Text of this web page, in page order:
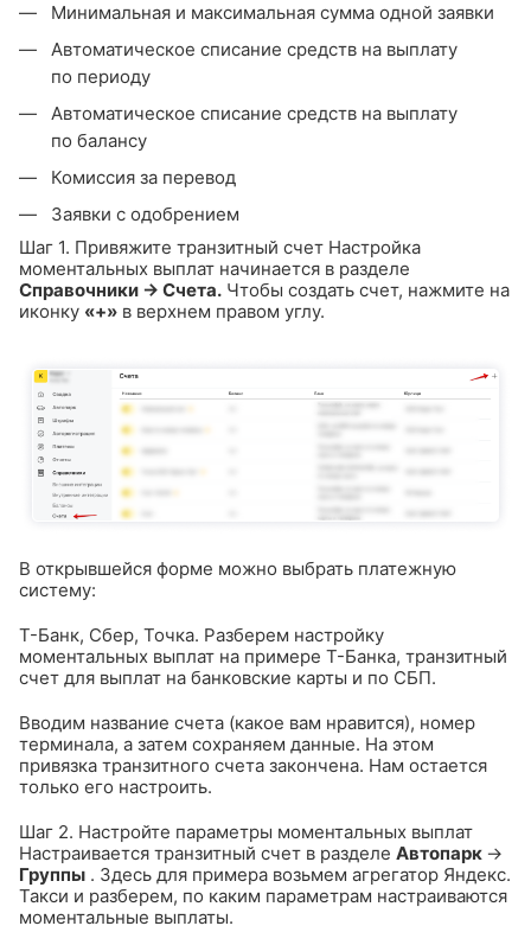
Минимальная и максимальная сумма одной заявки
Автоматическое списание средств на выплату
по периоду
Автоматическое списание средств на выплату
по балансу
Комиссия за перевод
Заявки с одобрением
Шаг 1. Привяжите транзитный счет Настройка
моментальных выплат начинается в разделе
Справочники → Счета. Чтобы создать счет, нажмите на
иконку «+» в верхнем правом углу.
В открывшейся форме можно выбрать платежную
систему:
Т-Банк, Сбер, Точка. Разберем настройку
моментальных выплат на примере Т-Банка, транзитный
счет для выплат на банковские карты и по СБП.
Вводим название счета (какое вам нравится), номер
терминала, а затем сохраняем данные. На этом
привязка транзитного счета закончена. Нам остается
только его настроить.
Шаг 2. Настройте параметры моментальных выплат
Настраивается транзитный счет в разделе Автопарк →
Группы . Здесь для примера возьмем агрегатор Яндекс.
Такси и разберем, по каким параметрам настраиваются
моментальные выплаты.